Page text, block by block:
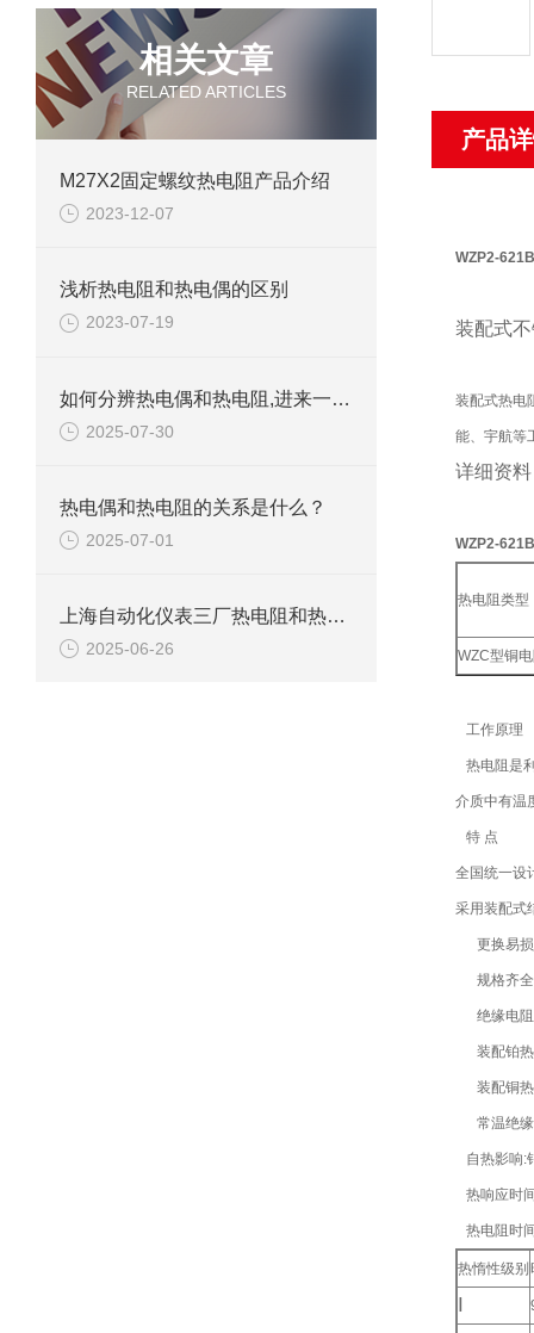
相关文章
RELATED ARTICLES
M27X2固定螺纹热电阻产品介绍
2023-12-07
浅析热电阻和热电偶的区别
2023-07-19
如何分辨热电偶和热电阻,进来一看就一目了然
2025-07-30
热电偶和热电阻的关系是什么？
2025-07-01
上海自动化仪表三厂热电阻和热电偶的区别
2025-06-26
产品
WZP2-
装配式
装配式热电
能、宇航等
详细资
WZP2-
热电阻类型
WZC型铜
工作原理
热电阻是
介质中有温
特 点
全国统一设
采用装配式
更换易损
规格齐全
绝缘电阻
装配铂热
装配铜热
常温绝缘
自热影响:
热响应时
热电阻时
热惰性级别